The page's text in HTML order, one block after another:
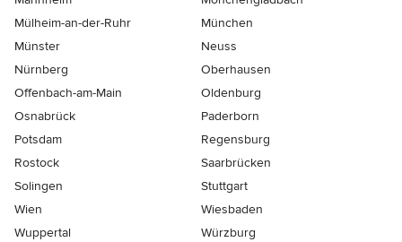
Mülheim-an-der-Ruhr
München
Münster
Neuss
Nürnberg
Oberhausen
Offenbach-am-Main
Oldenburg
Osnabrück
Paderborn
Potsdam
Regensburg
Rostock
Saarbrücken
Solingen
Stuttgart
Wien
Wiesbaden
Wuppertal
Würzburg